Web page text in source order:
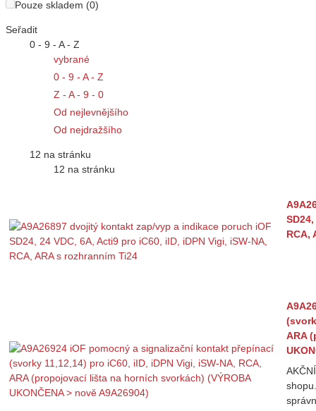
Pouze skladem (0)
Seřadit
0 - 9 - A - Z
vybrané
0 - 9 - A - Z
Z - A - 9 - 0
Od nejlevnějšího
Od nejdražšího
12 na stránku
12 na stránku
RCA,
ARA